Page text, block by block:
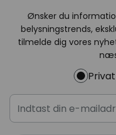
Ønsker du
belysningstrends,
tilmelde dig vores